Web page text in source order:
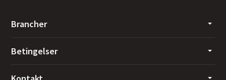
Brancher
Betingelser